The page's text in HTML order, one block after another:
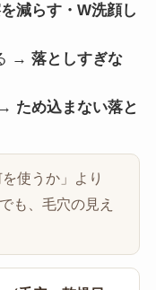
減らす・W洗顔し
→落としすぎな
ため込まない落と
使うか」より
も、毛穴の見え